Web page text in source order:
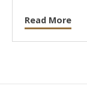
Read More